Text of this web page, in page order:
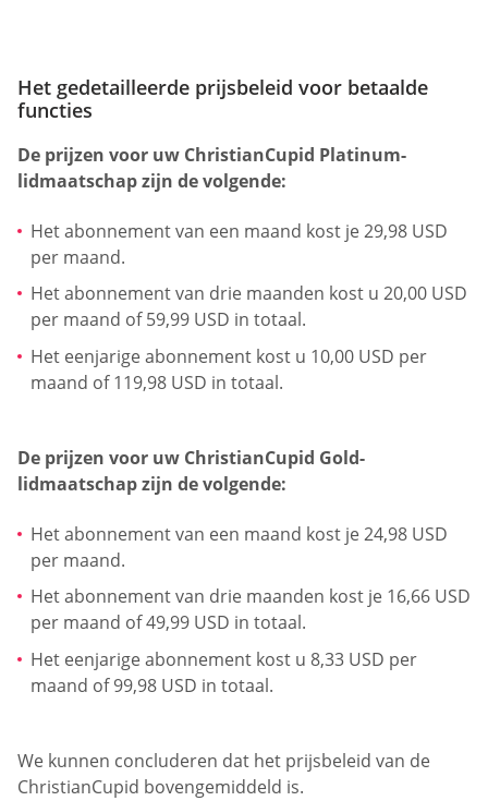
Het gedetailleerde prijsbeleid voor betaalde
functies
De prijzen voor uw ChristianCupid Platinum-
lidmaatschap zijn de volgende:
Het abonnement van een maand kost je 29,98 USD
per maand.
Het abonnement van drie maanden kost u 20,00 USD
per maand of 59,99 USD in totaal.
Het eenjarige abonnement kost u 10,00 USD per
maand of 119,98 USD in totaal.
De prijzen voor uw ChristianCupid Gold-
lidmaatschap zijn de volgende:
Het abonnement van een maand kost je 24,98 USD
per maand.
Het abonnement van drie maanden kost je 16,66 USD
per maand of 49,99 USD in totaal.
Het eenjarige abonnement kost u 8,33 USD per
maand of 99,98 USD in totaal.
We kunnen concluderen dat het prijsbeleid van de
ChristianCupid bovengemiddeld is.